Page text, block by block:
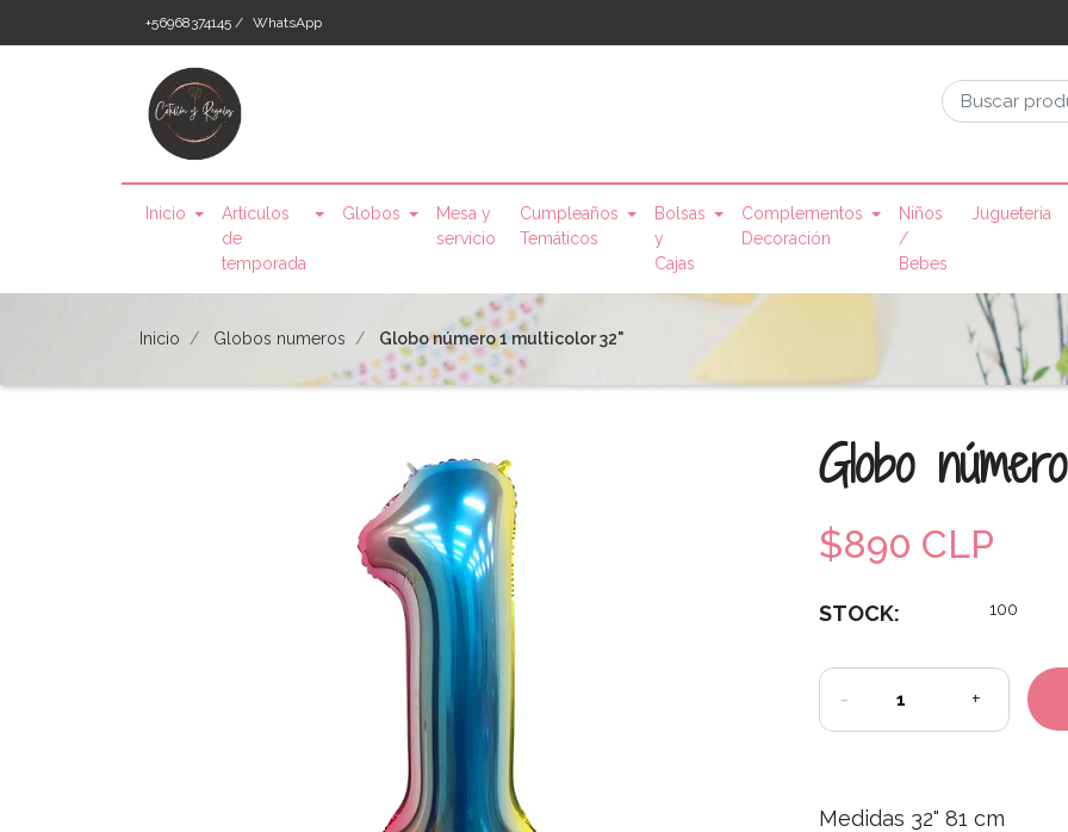
+56968374145 / WhatsApp
Inicio
Artículos
de
temporada
Globos
Mesa y
servicio
Cumpleaños
Temáticos
Bolsas
y
Cajas
Complementos
Decoración
Niños
/
Bebes
Jugueteria
Inicio Globos numeros Globo número 1 multicolor 32"
Globo
$890 CLP
STOCK: 100
- +
Medidas 32" 81 cm